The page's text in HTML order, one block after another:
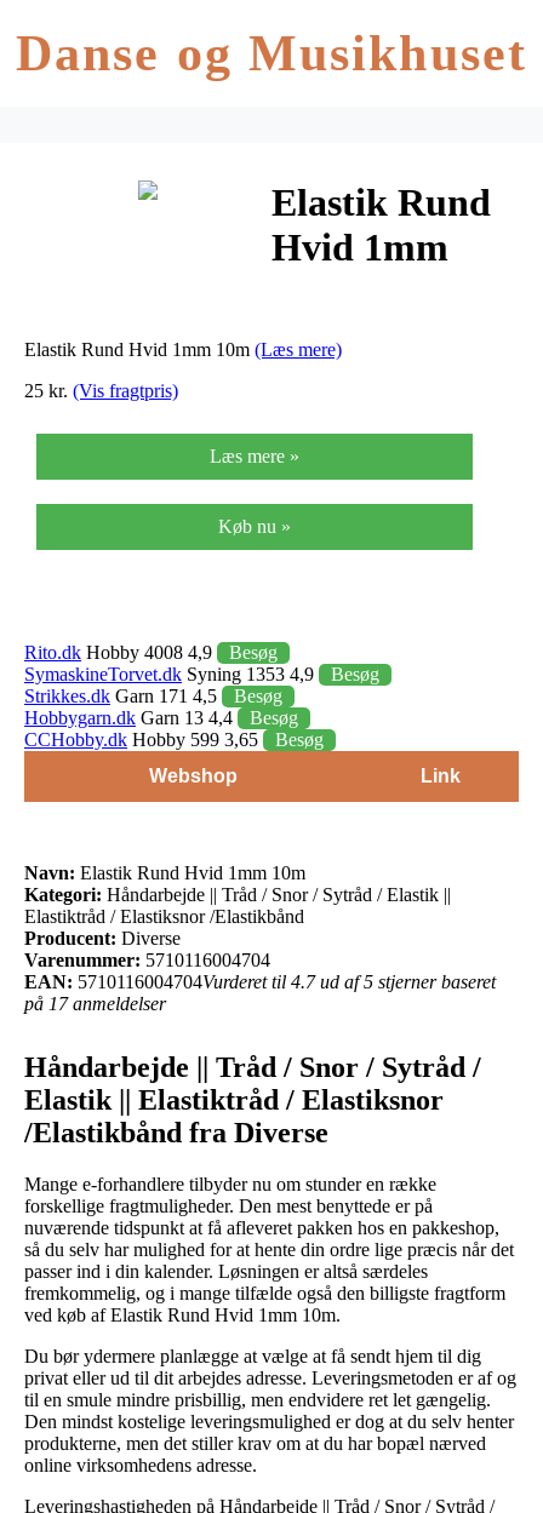
Danse og Musikhuset
Elastik Rund
Hvid 1mm
Elastik Rund Hvid 1mm 10m (Læs mere)
25 kr. (Vis fragtpris)
Læs mere »
Køb nu »
Rito.dk Hobby 4008 4,9
Besøg
SymaskineTorvet.dk Syning 1353 4,9
Besøg
Strikkes.dk Garn 171 4,5
Besøg
Hobbygarn.dk Garn 13 4,4
Besøg
CCHobby.dk Hobby 599 3,65
Besøg
Webshop
Link
Navn: Elastik Rund Hvid 1mm 10m
Kategori: Håndarbejde || Tråd / Snor / Sytråd / Elastik ||
Elastiktråd / Elastiksnor /Elastikbånd
Producent: Diverse
Varenummer: 5710116004704
EAN: 5710116004704Vurderet til 4.7 ud af 5 stjerner baseret
på 17 anmeldelser
Håndarbejde || Tråd / Snor / Sytråd /
Elastik || Elastiktråd / Elastiksnor
/Elastikbånd fra Diverse
Mange e-forhandlere tilbyder nu om stunder en række
forskellige fragtmuligheder. Den mest benyttede er på
nuværende tidspunkt at få afleveret pakken hos en pakkeshop,
så du selv har mulighed for at hente din ordre lige præcis når det
passer ind i din kalender. Løsningen er altså særdeles
fremkommelig, og i mange tilfælde også den billigste fragtform
ved køb af Elastik Rund Hvid 1mm 10m.
Du bør ydermere planlægge at vælge at få sendt hjem til dig
privat eller ud til dit arbejdes adresse. Leveringsmetoden er af og
til en smule mindre prisbillig, men endvidere ret let gængelig.
Den mindst kostelige leveringsmulighed er dog at du selv henter
produkterne, men det stiller krav om at du har bopæl nærved
online virksomhedens adresse.
Leveringshastigheden på Håndarbejde || Tråd / Snor / Sytråd /